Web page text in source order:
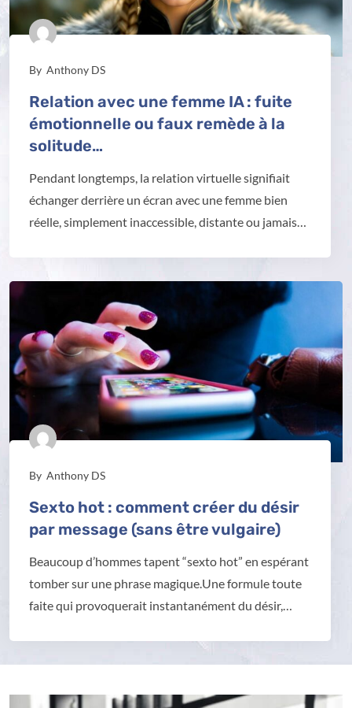
By Anthony DS
Relation avec une femme IA : fuite
émotionnelle ou faux remède à la
solitude…
Pendant longtemps, la relation virtuelle signifiait
échanger derrière un écran avec une femme bien
réelle, simplement inaccessible, distante ou jamais…
By Anthony DS
Sexto hot : comment créer du désir
par message (sans être vulgaire)
Beaucoup d’hommes tapent “sexto hot” en espérant
tomber sur une phrase magique.Une formule toute
faite qui provoquerait instantanément du désir,…